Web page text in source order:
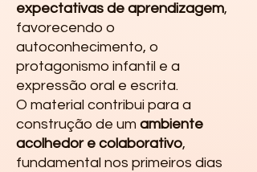
expectativas de aprendizagem,
favorecendo o
autoconhecimento, o
protagonismo infantil e a
expressão oral e escrita.
O material contribui para a
construção de um ambiente
acolhedor e colaborativo,
fundamental nos primeiros dias